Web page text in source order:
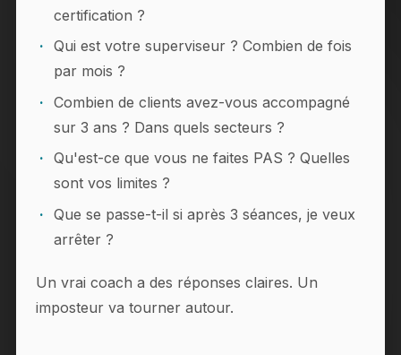
certification ?
Qui est votre superviseur ? Combien de fois
par mois ?
Combien de clients avez-vous accompagné
sur 3 ans ? Dans quels secteurs ?
Qu'est-ce que vous ne faites PAS ? Quelles
sont vos limites ?
Que se passe-t-il si après 3 séances, je veux
arrêter ?
Un vrai coach a des réponses claires. Un
imposteur va tourner autour.